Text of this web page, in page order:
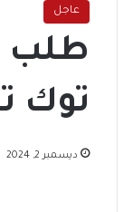
عاجل
طلب
توك
ديسمبر 2, 2024